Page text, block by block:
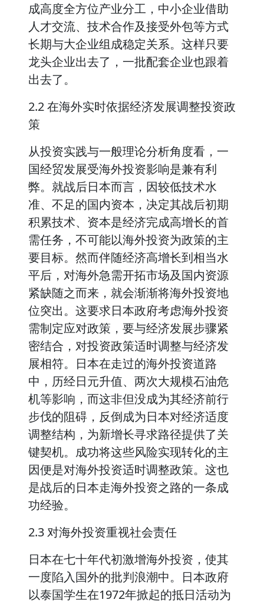
成高度全方位产业分工，中小企业借助
人才交流、技术合作及接受外包等方式
长期与大企业组成稳定关系。这样只要
龙头企业出去了，一批配套企业也跟着
出去了。
2.2 在海外实时依据经济发展调整投资政
策
从投资实践与一般理论分析角度看，一
国经贸发展受海外投资影响是兼有利
弊。就战后日本而言，因较低技术水
准、不足的国内资本，决定其战后初期
积累技术、资本是经济完成高增长的首
需任务，不可能以海外投资为政策的主
要目标。然而伴随经济高增长到相当水
平后，对海外急需开拓市场及国内资源
紧缺随之而来，就会渐渐将海外投资地
位突出。这要求日本政府考虑海外投资
需制定应对政策，要与经济发展步骤紧
密结合，对投资政策适时调整与经济发
展相符。日本在走过的海外投资道路
中，历经日元升值、两次大规模石油危
机等影响，而这非但没成为其经济前行
步伐的阻碍，反倒成为日本对经济适度
调整结构，为新增长寻求路径提供了关
键契机。成功将这些风险实现转化的主
因便是对海外投资适时调整政策。这也
是战后的日本走海外投资之路的一条成
功经验。
2.3 对海外投资重视社会责任
日本在七十年代初激增海外投资，使其
一度陷入国外的批判浪潮中。日本政府
以泰国学生在1972年掀起的抵日活动为